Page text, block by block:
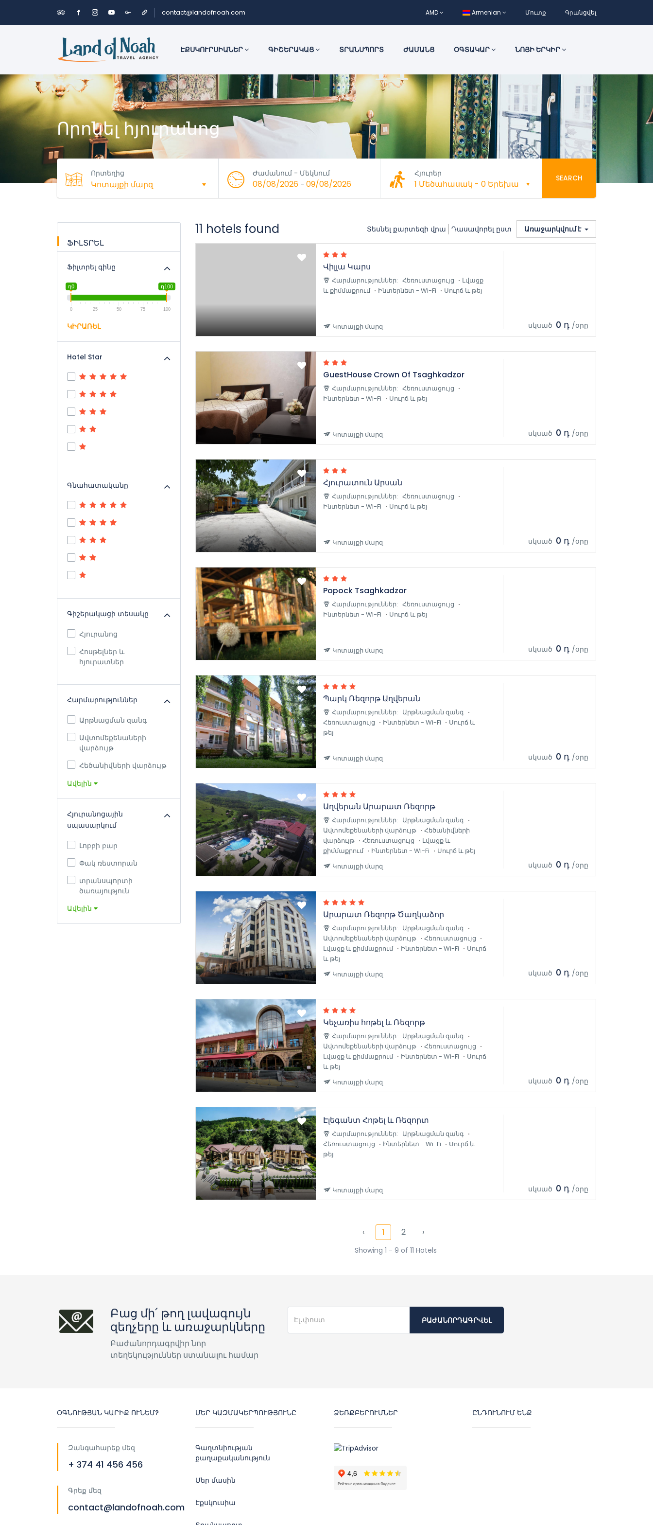
contact@landofnoah.com AMD Armenian Մուտք Գրանցվել
ԷՔՍԿՈՒՐՍԻԱՆԵՐ ԳԻՇԵՐԱԿԱՑ ՏՐԱՆՍՊՈՐՏ ԺԱՄԱՆՑ ՕԳՏԱԿԱՐ ՆՈՅԻ ԵՐԿԻՐ
Որոնել հյուրանոց
Որտեղից Ժամանում - Մեկնում
08/08/2026 - 09/08/2026
Հյուրեր
1 Մեծահասակ - 0 Երեխա
SEARCH
ՖԻԼՏՐԵԼ
Ֆիլտրել գինը
դ0 դ100
0 25 50 75 100
ԿԻՐԱՌԵԼ
Hotel Star
Գնահատականը
Գիշերակացի տեսակը
Հյուրանոց
Հոսթելներ և
հյուրատներ
Հարմարություններ
Արթնացման զանգ
Ավտոմեքենաների
վարձույթ
Հեծանիվների վարձույթ
Ավելին
Հյուրանոցային
սպասարկում
Լոբբի բար
Փակ ռեստորան
տրանսպորտի
ծառայություն
Ավելին
11 hotels found Տեսնել քարտեզի վրա Դասավորել ըստ Առաջարկվում է
Վիլլա Կարս
Հարմարություններ: Հեռուստացույց
Լվացք
և քիմմաքրում
Ինտերնետ - Wi-Fi Սուրճ և թեյ
Կոտայքի մարզ սկսած 0 դ /օրը
GuestHouse Crown Of Tsaghkadzor
Հարմարություններ: Հեռուստացույց
Ինտերնետ - Wi-Fi
Սուրճ և թեյ
Կոտայքի մարզ սկսած 0 դ /օրը
Հյուրատուն Արսան
Հարմարություններ: Հեռուստացույց
Ինտերնետ - Wi-Fi
Սուրճ և թեյ
Կոտայքի մարզ սկսած 0 դ /օրը
Popock Tsaghkadzor
Հարմարություններ: Հեռուստացույց
Ինտերնետ - Wi-Fi
Սուրճ և թեյ
Կոտայքի մարզ սկսած 0 դ /օրը
Պարկ Ռեզորթ Աղվերան
Հարմարություններ: Արթնացման զանգ
Հեռուստացույց
Ինտերնետ - Wi-Fi
Սուրճ և
թեյ
Կոտայքի մարզ սկսած 0 դ /օրը
Աղվերան Արարատ Ռեզորթ
Հարմարություններ: Արթնացման զանգ
Ավտոմեքենաների վարձույթ
Հեծանիվների
վարձույթ
Հեռուստացույց
Լվացք և
քիմմաքրում
Ինտերնետ - Wi-Fi
Սուրճ և թեյ
Կոտայքի մարզ
սկսած 0 դ /օրը
Արարատ Ռեզորթ Ծաղկաձոր
Հարմարություններ: Արթնացման զանգ
Ավտոմեքենաների վարձույթ
Հեռուստացույց
Լվացք և քիմմաքրում
Ինտերնետ - Wi-Fi
Սուրճ
և թեյ
Կոտայքի մարզ
սկսած 0 դ /օրը
Կեչառիս հոթել և Ռեզորթ
Հարմարություններ: Արթնացման զանգ
Ավտոմեքենաների վարձույթ
Հեռուստացույց
Լվացք և քիմմաքրում
Ինտերնետ - Wi-Fi
Սուրճ
և թեյ
Կոտայքի մարզ
սկսած 0 դ /օրը
Էլեգանտ Հոթել և Ռեզորտ
Հարմարություններ: Արթնացման զանգ
Հեռուստացույց
Ինտերնետ - Wi-Fi
Սուրճ և
թեյ
Կոտայքի մարզ սկսած 0 դ /օրը
‹ 1 2 ›
Showing 1 - 9 of 11 Hotels
Բաց մի՛ թող լավագույն
զեղչերը և առաջարկները
Բաժանորդագրվիր նոր
տեղեկություններ ստանալու համար
ԲԱԺԱՆՈՐԴԱԳՐՎԵԼ
ՕԳՆՈՒԹՅԱՆ ԿԱՐԻՔ ՈՒՆԵՄ?
Զանգահարեք մեզ
+ 374 41 456 456
Գրեք մեզ
contact@landofnoah.com
ՄԵՐ ԿԱԶՄԱԿԵՐՊՈՒԹՅՈՒՆԸ
Գաղտնիության
քաղաքականություն
Մեր մասին
Էքսկուսիա
ՁԵՌՔԲԵՐՈՒՄՆԵՐ ԸՆԴՈՒՆՈՒՄ ԵՆՔ